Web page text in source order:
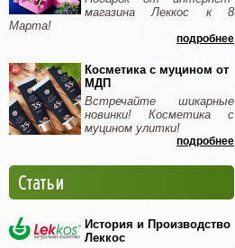
магазина Леккос к 8
Марта!
подробнее
Косметика с муцином от
МДП
Встречайте шикарные
новинки! Косметика с
муцином улитки!
подробнее
Статьи
История и Производство
Леккос